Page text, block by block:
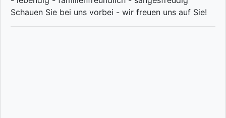
Schauen Sie bei uns vorbei - wir freuen uns auf Sie!